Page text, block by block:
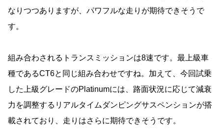
なりつつありますが、パワフルな走りが期待できそうで
す。
組み合わされるトランスミッションは8速です。最上級車
種であるCT6と同じ組み合わせですね。加えて、今回試乗
した上級グレードのPlatinumには、路面状況に応じて減衰
力を調整するリアルタイムダンピングサスペンションが搭
載されており、走りはさらに期待できそうです。